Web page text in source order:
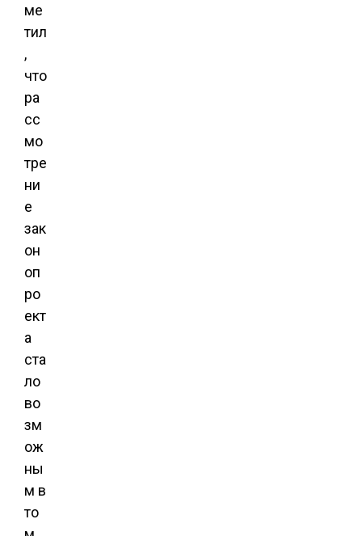
ме
тил
,
что
ра
сс
мо
тре
ни
е
зак
он
оп
ро
ект
а
ста
ло
во
зм
ож
ны
м в
то